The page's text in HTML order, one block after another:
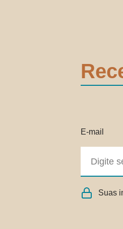
E-mail
Suas